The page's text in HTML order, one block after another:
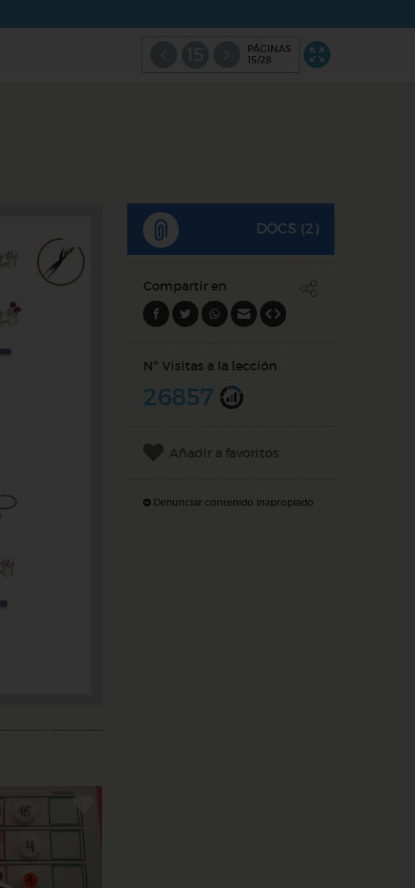
PÁGINAS
15/28
DOCS (2)
Compartir en
Nº Visitas a la lección
26857
Añadir a favoritos
Denunciar contenido inapropiado